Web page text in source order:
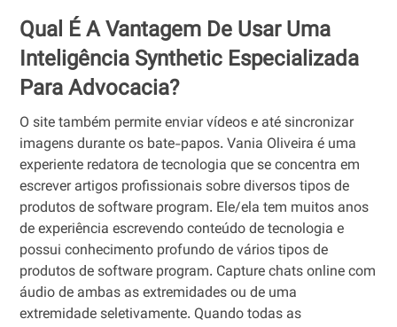
Qual É A Vantagem De Usar Uma
Inteligência Synthetic Especializada
Para Advocacia?
O site também permite enviar vídeos e até sincronizar
imagens durante os bate-papos. Vania Oliveira é uma
experiente redatora de tecnologia que se concentra em
escrever artigos profissionais sobre diversos tipos de
produtos de software program. Ele/ela tem muitos anos
de experiência escrevendo conteúdo de tecnologia e
possui conhecimento profundo de vários tipos de
produtos de software program. Capture chats online com
áudio de ambas as extremidades ou de uma
extremidade seletivamente. Quando todas as